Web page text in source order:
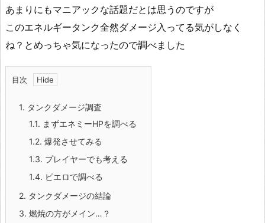
あまりにもマニアックな話題だとは思うのですが
このエネルギータンク全然ダメージ入ってる気がしなく
ね？とめっちゃ気になったので調べました
目次
1. タンクダメージ調査
1.1. まずエネミーHPを調べる
1.2. 爆発させてみる
1.3. プレイヤーでも考える
1.4. ピエロで調べる
2. タンクダメージの結論
3. 燃焼の方がメイン…？